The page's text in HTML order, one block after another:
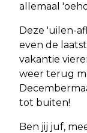
allemaal
Deze 'uilen-
even de
vakantie
weer terug
tot buiten!
Ben jij juf,